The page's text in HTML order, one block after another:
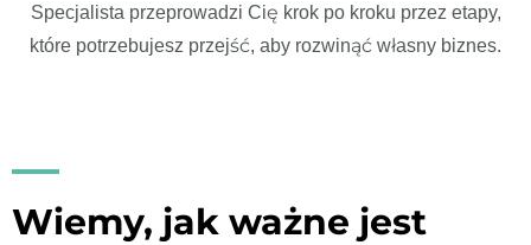
Specjalista przeprowadzi Cię krok po kroku przez etapy,
które potrzebujesz przejść, aby rozwinąć własny biznes.
Wiemy, jak ważne jest